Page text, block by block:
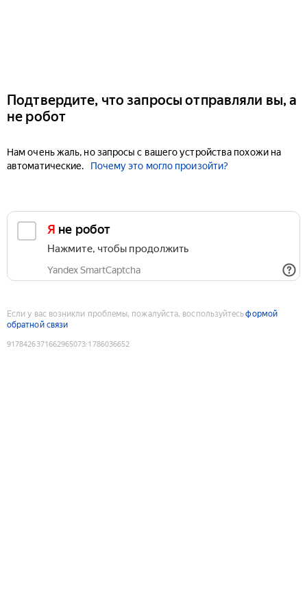
Подтвердите, что запросы отправляли вы, а
не робот
Нам очень жаль, но запросы с вашего устройства похожи на
автоматические.
Почему это могло произойти?
Я не робот
Нажмите, чтобы продолжить
Yandex SmartCaptcha
Если у вас возникли проблемы, пожалуйста, воспользуйтесьформой
обратной связи
9178426371662965073:1786036652